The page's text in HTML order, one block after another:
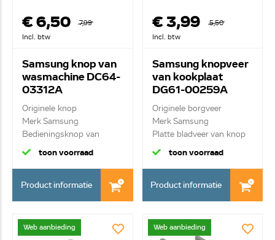
€ 6,50
7,99
Incl. btw
Samsung knop van
wasmachine DC64-
03312A
Originele knop
Merk Samsung
Bedieningsknop van
keuzeprogra...
toon voorraad
Product informatie
€ 3,99
5,50
Incl. btw
Samsung knopveer
van kookplaat
DG61-00259A
Originele borgveer
Merk Samsung
Platte bladveer van knop
D...
toon voorraad
Product informatie
Web aanbieding Web aanbieding